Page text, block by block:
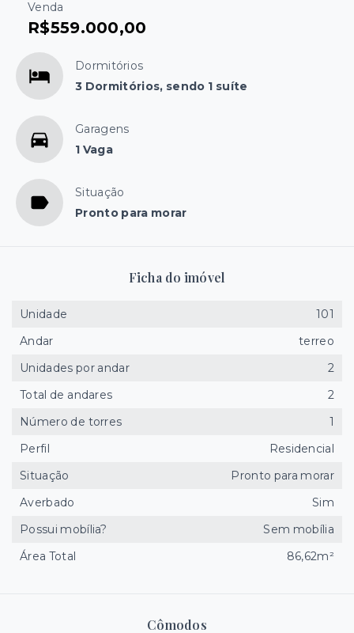
Venda
R$559.000,00
Dormitórios
3 Dormitórios, sendo 1 suíte
Garagens
1 Vaga
Situação
Pronto para morar
Cômodos
Ficha do imóvel
Unidade
101
Andar
terreo
Unidades por andar
2
Total de andares
2
Número de torres
1
Perfil
Residencial
Situação
Pronto para morar
Averbado
Sim
Possui mobília?
Sem mobília
Área Total
86,62m²